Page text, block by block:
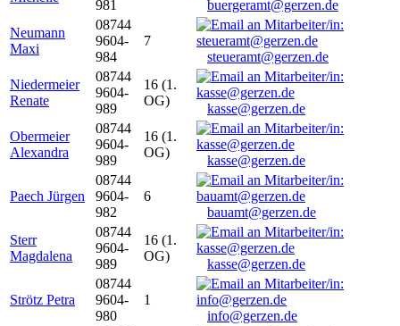
981
buergeramt@gerzen.de
Neumann
Maxi
08744
9604-
984
7
steueramt@gerzen.de
Niedermeier
Renate
08744
9604-
989
16 (1.
OG)
kasse@gerzen.de
Obermeier
Alexandra
08744
9604-
989
16 (1.
OG)
kasse@gerzen.de
Paech Jürgen
08744
9604-
982
6
bauamt@gerzen.de
Sterr
Magdalena
08744
9604-
989
16 (1.
OG)
kasse@gerzen.de
Strötz Petra
08744
9604-
980
1
info@gerzen.de